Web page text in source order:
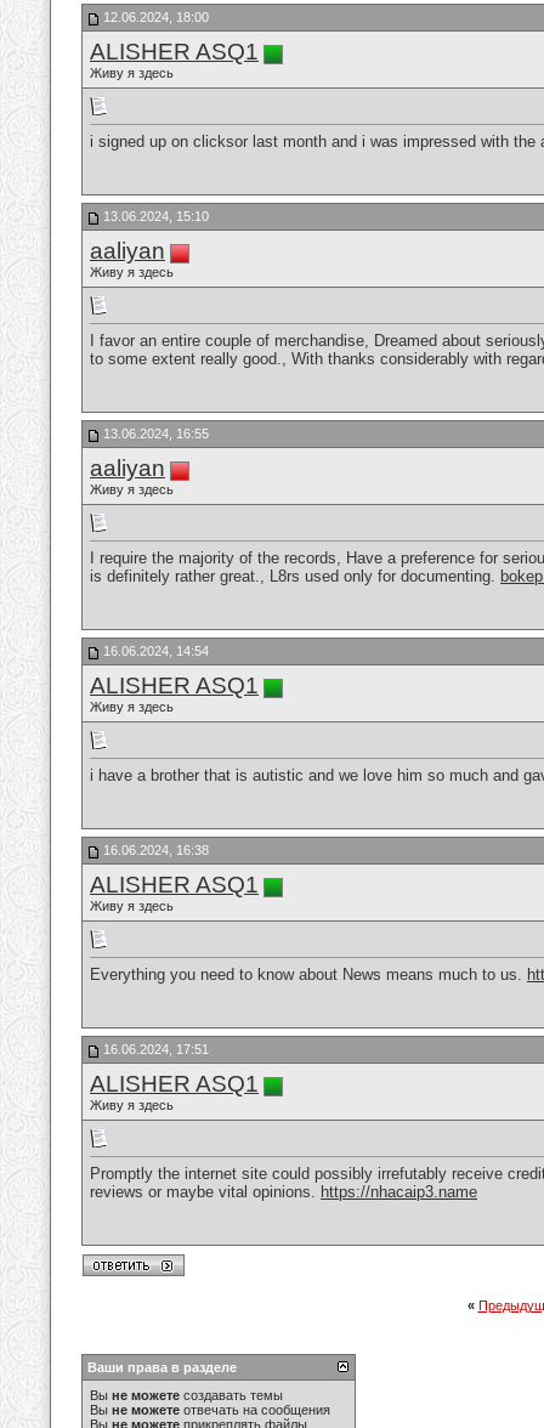
12.06.2024, 18:00
ALISHER ASQ1
Живу я здесь
i signed up on clicksor last month and i was impressed with
13.06.2024, 15:10
aaliyan
Живу я здесь
I favor an entire couple of merchandise, Dreamed about
to some extent really good., With thanks considerably with
13.06.2024, 16:55
aaliyan
Живу я здесь
I require the majority of the records, Have a preference for
is definitely rather great., L8rs used only for documenting.
16.06.2024, 14:54
ALISHER ASQ1
Живу я здесь
i have a brother that is autistic and we love him so much and
16.06.2024, 16:38
ALISHER ASQ1
Живу я здесь
Everything you need to know about News means much to us.
16.06.2024, 17:51
ALISHER ASQ1
Живу я здесь
Promptly the internet site could possibly irrefutably receive
reviews or maybe vital opinions. https://nhacaip3.name
«
Ваши права в разделе
Вы не можете создавать темы
Вы не можете отвечать на сообщения
Вы не можете прикреплять файлы